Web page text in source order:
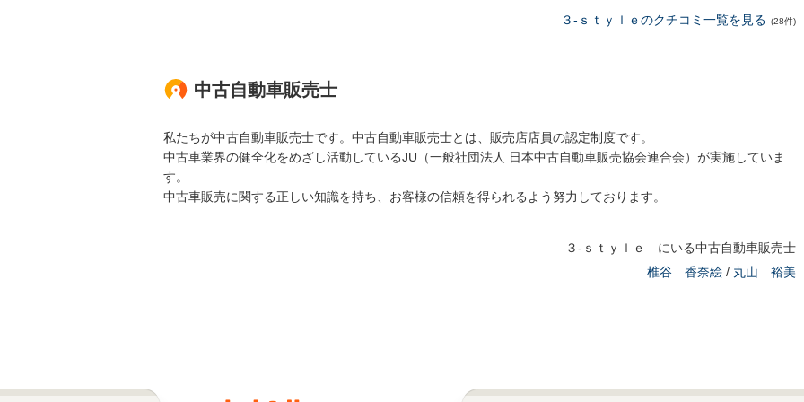
３‐ｓｔｙｌｅのクチコミ一覧を見る (28件)
中古自動車販売士
私たちが中古自動車販売士です。中古自動車販売士とは、販売店店員の認定制度です。
中古車業界の健全化をめざし活動しているJU（一般社団法人 日本中古自動車販売協会連合会）が実施していま
す。
中古車販売に関する正しい知識を持ち、お客様の信頼を得られるよう努力しております。
３‐ｓｔｙｌｅ にいる中古自動車販売士
椎谷 香奈絵 / 丸山 裕美